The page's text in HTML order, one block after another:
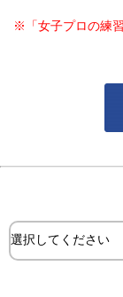
※「女子プロの練